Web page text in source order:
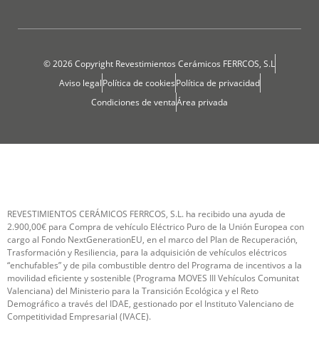
© 2026 Copyright Revestimientos Cerámicos FERRCOS, S.L
Aviso legalPolítica de cookiesPolítica de privacidad
Condiciones de ventaÁrea privada
REVESTIMIENTOS CERÁMICOS FERRCOS, S.L. ha recibido una ayuda de
2.900,00€ para Compra de vehículo Eléctrico Puro de la Unión Europea con
cargo al Fondo NextGenerationEU, en el marco del Plan de Recuperación,
Trasformación y Resiliencia, para la adquisición de vehículos eléctricos
“enchufables” y de pila combustible dentro del Programa de incentivos a la
movilidad eficiente y sostenible (Programa MOVES III Vehículos Comunitat
Valenciana) del Ministerio para la Transición Ecológica y el Reto
Demográfico a través del IDAE, gestionado por el Instituto Valenciano de
Competitividad Empresarial (IVACE).